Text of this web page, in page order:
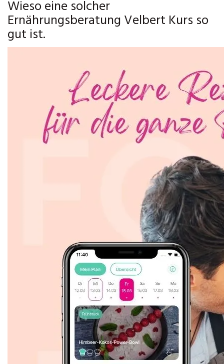
Wieso eine solcher
Ernährungsberatung Velbert Kurs so
gut ist.